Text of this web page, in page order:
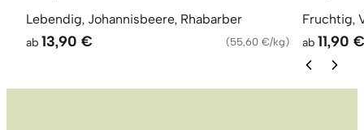
Lebendig, Johannisbeere, Rhabarber
ab 13,90 € (55,60 €/kg)
Fruchtig,
ab 11,90 €